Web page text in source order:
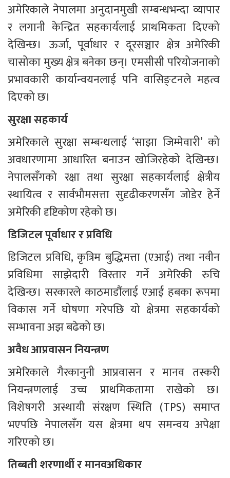
अमेरिकाले नेपालमा अनुदानमुखी सम्बन्धभन्दा व्यापार
र लगानी केन्द्रित सहकार्यलाई प्राथमिकता दिएको
देखिन्छ। ऊर्जा, पूर्वाधार र दूरसञ्चार क्षेत्र अमेरिकी
चासोका मुख्य क्षेत्र बनेका छन्। एमसीसी परियोजनाको
प्रभावकारी कार्यान्वयनलाई पनि वासिङ्टनले महत्व
दिएको छ।
सुरक्षा सहकार्य
अमेरिकाले सुरक्षा सम्बन्धलाई ‘साझा जिम्मेवारी’ को
अवधारणामा आधारित बनाउन खोजिरहेको देखिन्छ।
नेपालसँगको रक्षा तथा सुरक्षा सहकार्यलाई क्षेत्रीय
स्थायित्व र सार्वभौमसत्ता सुदृढीकरणसँग जोडेर हेर्ने
अमेरिकी दृष्टिकोण रहेको छ।
डिजिटल पूर्वाधार र प्रविधि
डिजिटल प्रविधि, कृत्रिम बुद्धिमत्ता (एआई) तथा नवीन
प्रविधिमा साझेदारी विस्तार गर्ने अमेरिकी रुचि
देखिन्छ। सरकारले काठमाडौंलाई एआई हबका रूपमा
विकास गर्ने घोषणा गरेपछि यो क्षेत्रमा सहकार्यको
सम्भावना अझ बढेको छ।
अवैध आप्रवासन नियन्त्रण
अमेरिकाले गैरकानुनी आप्रवासन र मानव तस्करी
नियन्त्रणलाई उच्च प्राथमिकतामा राखेको छ।
विशेषगरी अस्थायी संरक्षण स्थिति (TPS) समाप्त
भएपछि नेपालसँग यस क्षेत्रमा थप समन्वय अपेक्षा
गरिएको छ।
तिब्बती शरणार्थी र मानवअधिकार